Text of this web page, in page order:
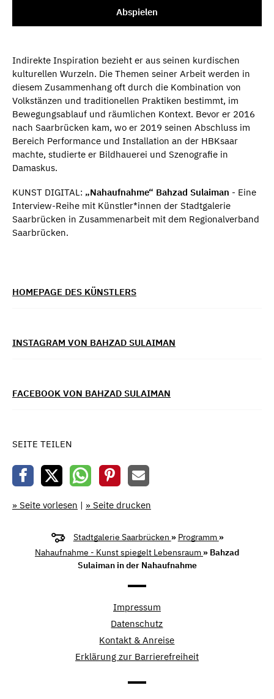
Abspielen
Indirekte Inspiration bezieht er aus seinen kurdischen
kulturellen Wurzeln. Die Themen seiner Arbeit werden in
diesem Zusammenhang oft durch die Kombination von
Volkstänzen und traditionellen Praktiken bestimmt, im
Bewegungsablauf und räumlichen Kontext. Bevor er 2016
nach Saarbrücken kam, wo er 2019 seinen Abschluss im
Bereich Performance und Installation an der HBKsaar
machte, studierte er Bildhauerei und Szenografie in
Damaskus.
KUNST DIGITAL: „Nahaufnahme“ Bahzad Sulaiman - Eine
Interview-Reihe mit Künstler*innen der Stadtgalerie
Saarbrücken in Zusammenarbeit mit dem Regionalverband
Saarbrücken.
HOMEPAGE DES KÜNSTLERS
INSTAGRAM VON BAHZAD SULAIMAN
FACEBOOK VON BAHZAD SULAIMAN
SEITE TEILEN
» Seite vorlesen | » Seite drucken
Stadtgalerie Saarbrücken » Programm »
Nahaufnahme - Kunst spiegelt Lebensraum » Bahzad
Sulaiman in der Nahaufnahme
Impressum
Datenschutz
Kontakt & Anreise
Erklärung zur Barrierefreiheit